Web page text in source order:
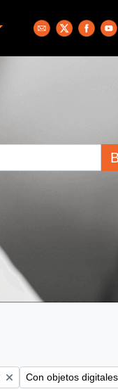
Remove filter:
Con objetos digitales